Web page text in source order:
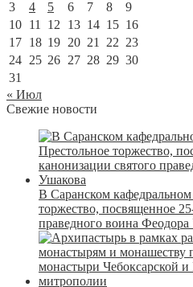
3
4 5 6 7 8
9
10 11 12 13 14 15 16
17 18 19 20 21 22 23
24 25 26 27 28 29 30
31
« Июл
Свежие новости
В Саранском
торжество, посвященное
праведного воина Феодора